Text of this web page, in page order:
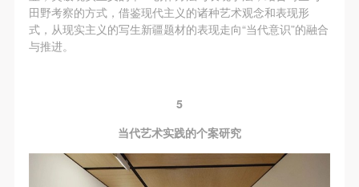
田野考察的方式，借鉴现代主义的诸种艺术观念和表现形
式，从现实主义的写生新疆题材的表现走向“当代意识”的融合
与推进。
5
当代艺术实践的个案研究